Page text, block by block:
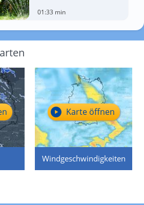
01:33 min
Windgeschwindigkeiten
Karte öffnen